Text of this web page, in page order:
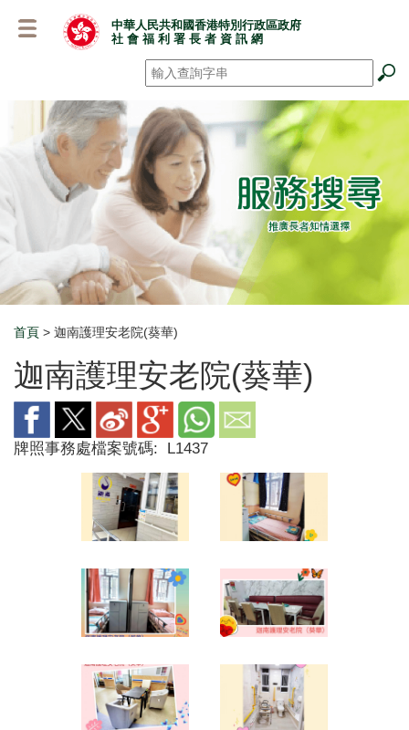
中華人民共和國香港特別行政區政府
社 會 福 利 署 長 者 資 訊 網
搜尋 *
Breadcrumb
首頁 > 迦南護理安老院(葵華)
迦南護理安老院(葵華)
牌照事務處檔案號碼: L1437